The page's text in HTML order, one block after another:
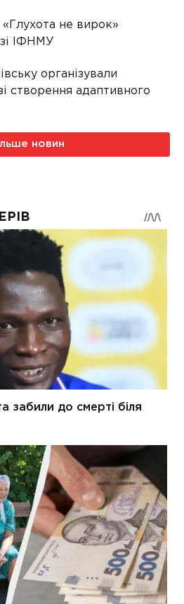
«Глухота не вирок»
ІФНМУ
організували
створення адаптивного
новин